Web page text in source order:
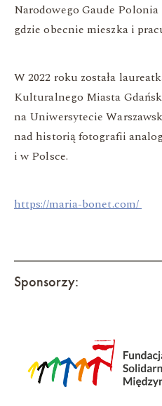
Narodowego Gaude
gdzie obecnie mieszka i
W 2022 roku została
Kulturalnego Miasta
na Uniwersytecie
nad historią fotografii
i w Polsce.
https://maria-bonet.com/
Sponsorzy: